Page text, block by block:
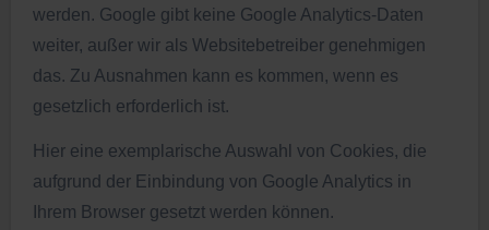
werden. Google gibt keine Google Analytics-Daten
weiter, außer wir als Websitebetreiber genehmigen
das. Zu Ausnahmen kann es kommen, wenn es
gesetzlich erforderlich ist.
Hier eine exemplarische Auswahl von Cookies, die
aufgrund der Einbindung von Google Analytics in
Ihrem Browser gesetzt werden können.